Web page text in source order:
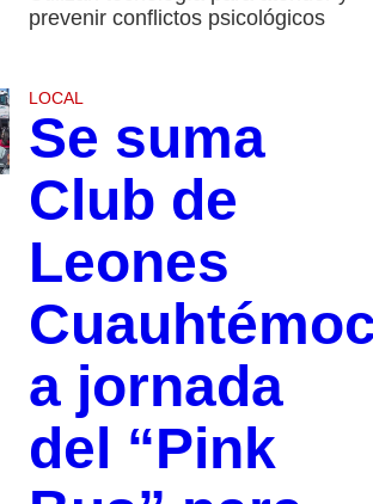
prevenir conflictos psicológicos
LOCAL
Se suma
Club de
Leones
a jornada
del “Pink